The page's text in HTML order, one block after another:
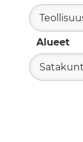
Alueet